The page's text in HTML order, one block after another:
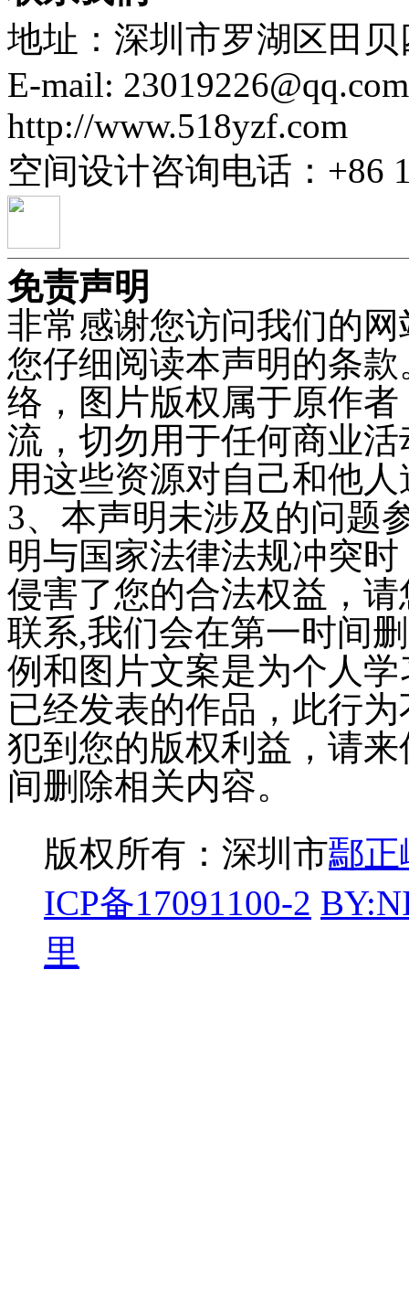
地址：深圳市罗湖区田
E-mail: 23019226@qq.com
http://www.518yzf.com
空间设计咨询电话：+86
免责声明
非常感谢您访问我们的
您仔细阅读本声明的条
络，图片版权属于原作
流，切勿用于任何商业
用这些资源对自己和他
3、本声明未涉及的问题
明与国家法律法规冲突
侵害了您的合法权益，
联系,我们会在第一时间
例和图片文案是为个人
已经发表的作品，此行
犯到您的版权利益，请
间删除相关内容。
版权所有：深圳市鄢正
ICP备17091100-2
里